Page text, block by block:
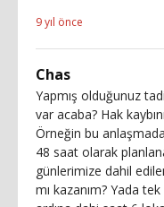
9 yıl önce
Chas
Yapmış olduğunuz
var acaba? Hak
Örneğin bu
48 saat olarak
günlerimize dahil
mı kazanım? Yada